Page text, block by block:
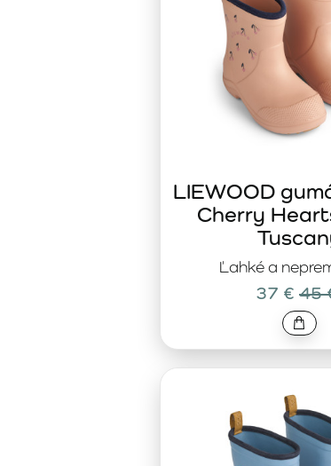
každý výlet vonku nielen praktický, ale aj štýlový.
Ľahké a
LIEWOOD
Cherry
37 € 45